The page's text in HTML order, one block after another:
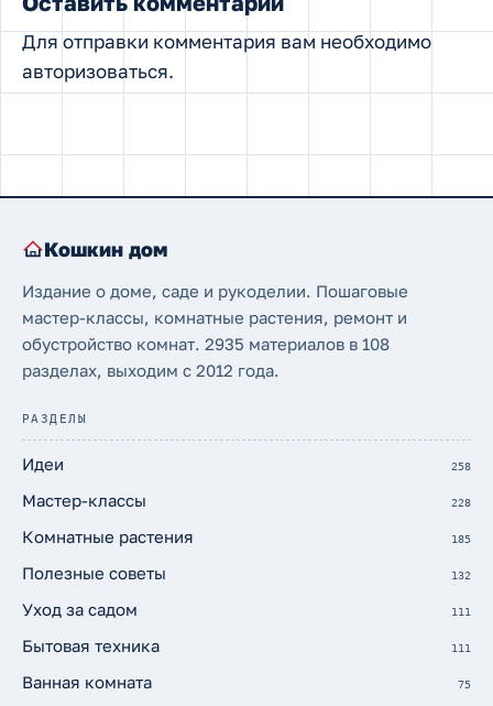
Для отправки комментария вам необходимо
авторизоваться.
Кошкин дом
Издание о доме, саде и рукоделии. Пошаговые
мастер-классы, комнатные растения, ремонт и
обустройство комнат. 2935 материалов в 108
разделах, выходим с 2012 года.
РАЗДЕЛЫ
Идеи 258
Мастер-классы 228
Комнатные растения 185
Полезные советы 132
Уход за садом 111
Бытовая техника 111
Ванная комната 75